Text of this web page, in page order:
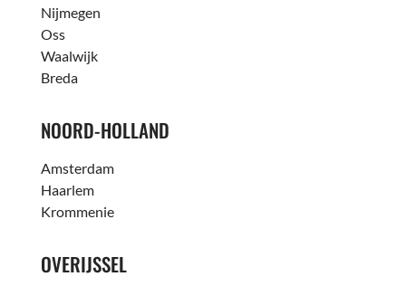
Nijmegen
Oss
Waalwijk
Breda
NOORD-HOLLAND
Amsterdam
Haarlem
Krommenie
OVERIJSSEL